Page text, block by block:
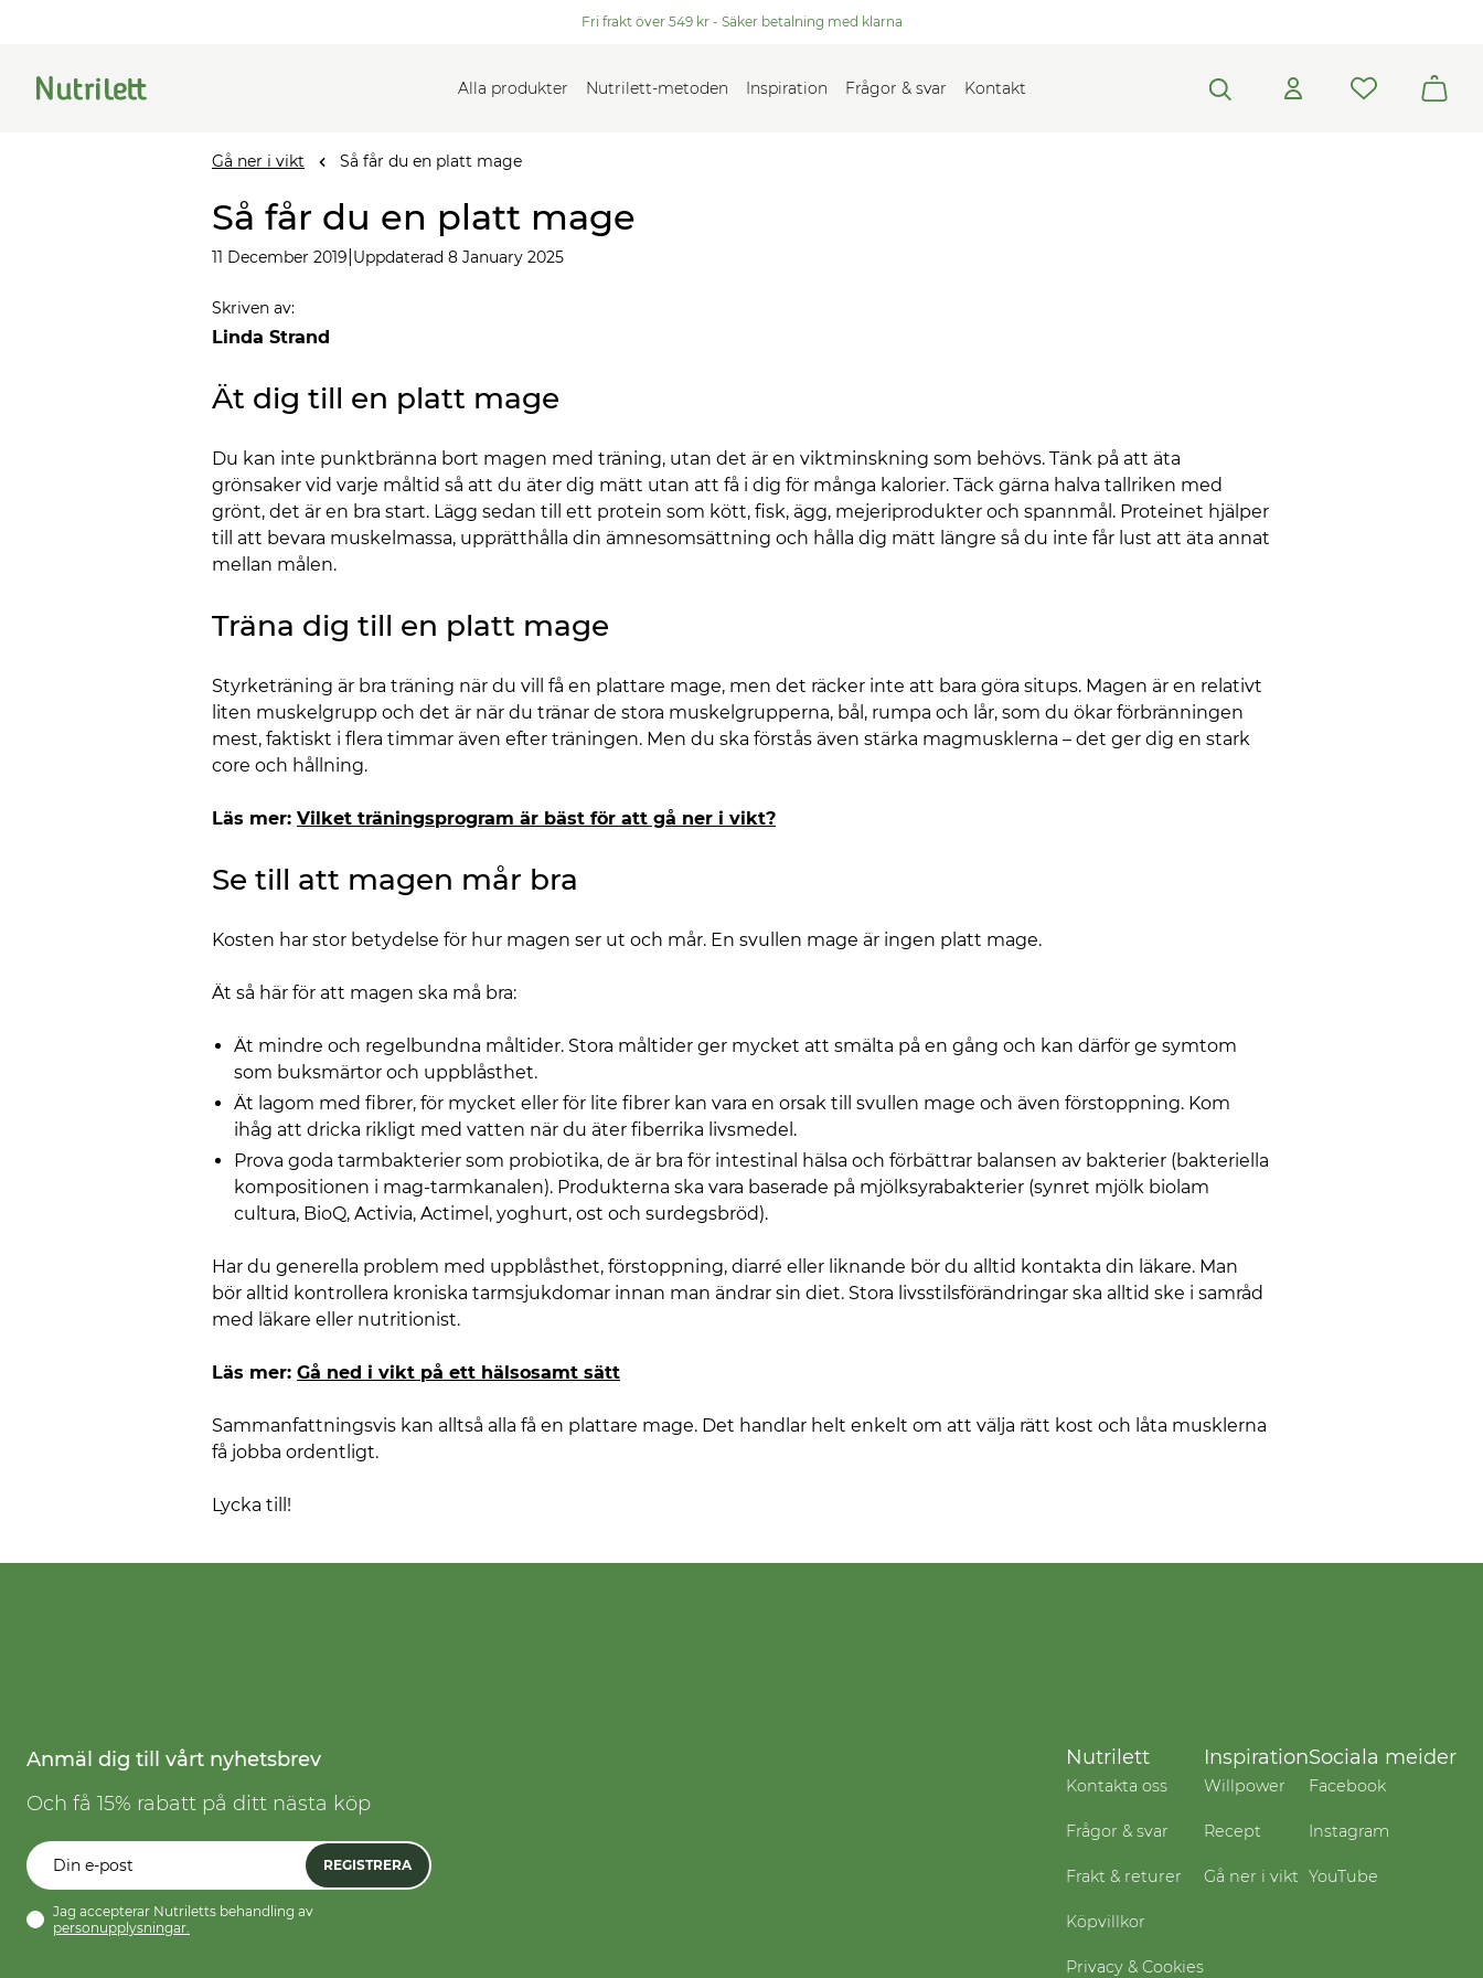
Fri frakt över 549 kr - Säker betalning med klarna
Alla produkter Nutrilett-metoden Inspiration Frågor & svar Kontakt
Gå ner i vikt Så får du en platt mage
Så får du en platt mage
11 December 2019 Uppdaterad 8 January 2025
Skriven av:
Linda Strand
Ät dig till en platt mage
Du kan inte punktbränna bort magen med träning, utan det är en viktminskning som behövs. Tänk på att äta
grönsaker vid varje måltid så att du äter dig mätt utan att få i dig för många kalorier. Täck gärna halva tallriken med
grönt, det är en bra start. Lägg sedan till ett protein som kött, fisk, ägg, mejeriprodukter och spannmål. Proteinet hjälper
till att bevara muskelmassa, upprätthålla din ämnesomsättning och hålla dig mätt längre så du inte får lust att äta annat
mellan målen.
Träna dig till en platt mage
Styrketräning är bra träning när du vill få en plattare mage, men det räcker inte att bara göra situps. Magen är en relativt
liten muskelgrupp och det är när du tränar de stora muskelgrupperna, bål, rumpa och lår, som du ökar förbränningen
mest, faktiskt i flera timmar även efter träningen. Men du ska förstås även stärka magmusklerna – det ger dig en stark
core och hållning.
Läs mer: Vilket träningsprogram är bäst för att gå ner i vikt?
Se till att magen mår bra
Kosten har stor betydelse för hur magen ser ut och mår. En svullen mage är ingen platt mage.
Ät så här för att magen ska må bra:
Ät mindre och regelbundna måltider. Stora måltider ger mycket att smälta på en gång och kan därför ge symtom
som buksmärtor och uppblåsthet.
Ät lagom med fibrer, för mycket eller för lite fibrer kan vara en orsak till svullen mage och även förstoppning. Kom
ihåg att dricka rikligt med vatten när du äter fiberrika livsmedel.
Prova goda tarmbakterier som probiotika, de är bra för intestinal hälsa och förbättrar balansen av bakterier (bakteriella
kompositionen i mag-tarmkanalen). Produkterna ska vara baserade på mjölksyrabakterier (synret mjölk biolam
cultura, BioQ, Activia, Actimel, yoghurt, ost och surdegsbröd).
Har du generella problem med uppblåsthet, förstoppning, diarré eller liknande bör du alltid kontakta din läkare. Man
bör alltid kontrollera kroniska tarmsjukdomar innan man ändrar sin diet. Stora livsstilsförändringar ska alltid ske i samråd
med läkare eller nutritionist.
Läs mer: Gå ned i vikt på ett hälsosamt sätt
Sammanfattningsvis kan alltså alla få en plattare mage. Det handlar helt enkelt om att välja rätt kost och låta musklerna
få jobba ordentligt.
Lycka till!
Anmäl dig till vårt nyhetsbrev
Och få 15% rabatt på ditt nästa köp
REGISTRERA
Jag accepterar Nutriletts behandling av
personupplysningar.
Nutrilett
Kontakta oss
Frågor & svar
Frakt & returer
Köpvillkor
Privacy & Cookies
Inspiration
Willpower
Recept
Gå ner i vikt
Sociala meider
Facebook
Instagram
YouTube